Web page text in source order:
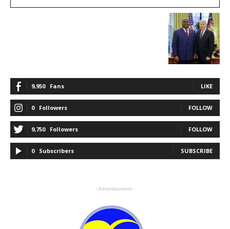
9,950 Fans LIKE
0 Followers FOLLOW
9,750 Followers FOLLOW
0 Subscribers SUBSCRIBE
- Advertisement -